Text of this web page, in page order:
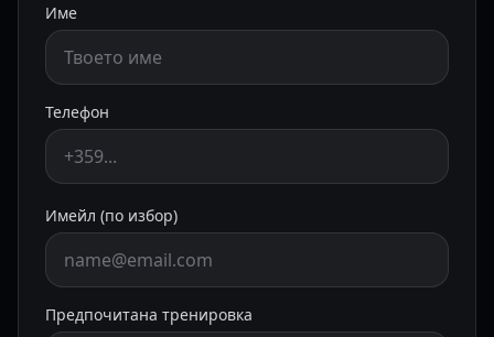
Име
Телефон
Имейл (по избор)
Предпочитана тренировка